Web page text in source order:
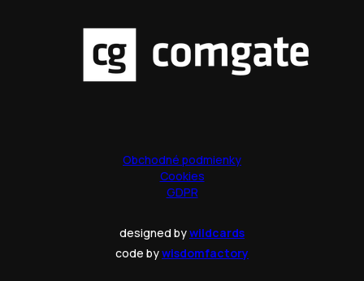
Obchodné podmienky
Cookies
GDPR
designed bywildcards
code bywisdomfactory